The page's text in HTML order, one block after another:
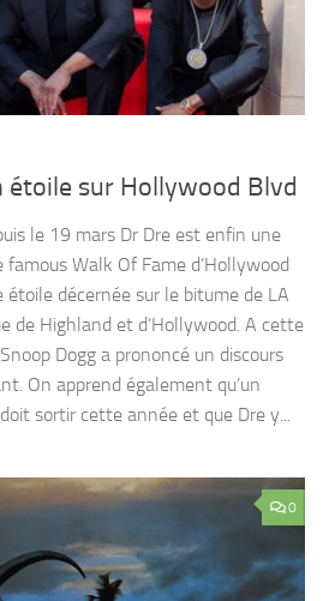
étoile sur Hollywood Blvd
le 19 mars Dr Dre est enfin une
Walk Of Fame d’Hollywood
étoile décernée sur le bitume de LA
de Highland et d’Hollywood. A cette
Dogg a prononcé un discours
On apprend également qu’un
sortir cette année et que Dre y...
0